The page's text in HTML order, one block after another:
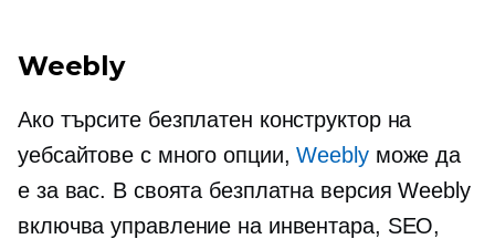
Weebly
Ако търсите безплатен конструктор на
уебсайтове с много опции,Weeblyможе да
е за вас. В своята безплатна версия Weebly
включва управление на инвентара, SEO,